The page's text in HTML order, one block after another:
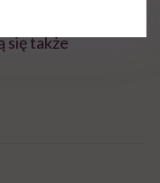
się także